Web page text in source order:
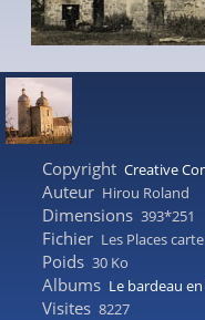
Copyright Creative
Auteur Hirou Roland
Dimensions 393*251
Fichier Les Places
Poids 30 Ko
Albums Le bardeau
Visites 8227